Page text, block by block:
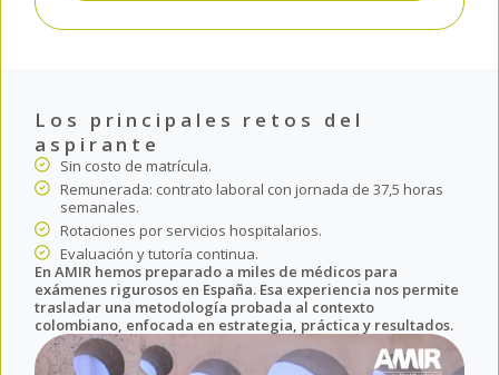
Los principales retos del
aspirante
Sin costo de matrícula.
Remunerada: contrato laboral con jornada de 37,5 horas
semanales.
Rotaciones por servicios hospitalarios.
Evaluación y tutoría continua.
En AMIR hemos preparado a miles de médicos para
exámenes rigurosos en España. Esa experiencia nos permite
trasladar una metodología probada al contexto
colombiano, enfocada en estrategia, práctica y resultados.